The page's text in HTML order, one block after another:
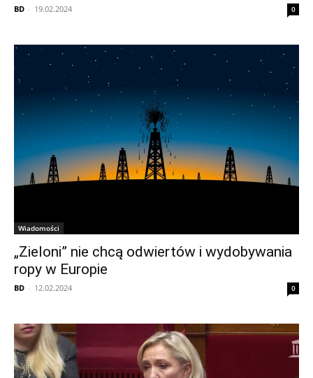
BD - 19.02.2024 0
Wiadomości
„Zieloni” nie chcą odwiertów i wydobywania
ropy w Europie
BD - 12.02.2024 0